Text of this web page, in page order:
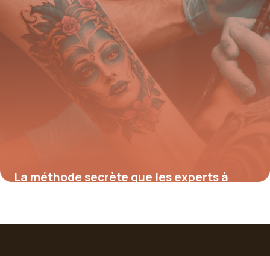
La méthode secrète que les experts à